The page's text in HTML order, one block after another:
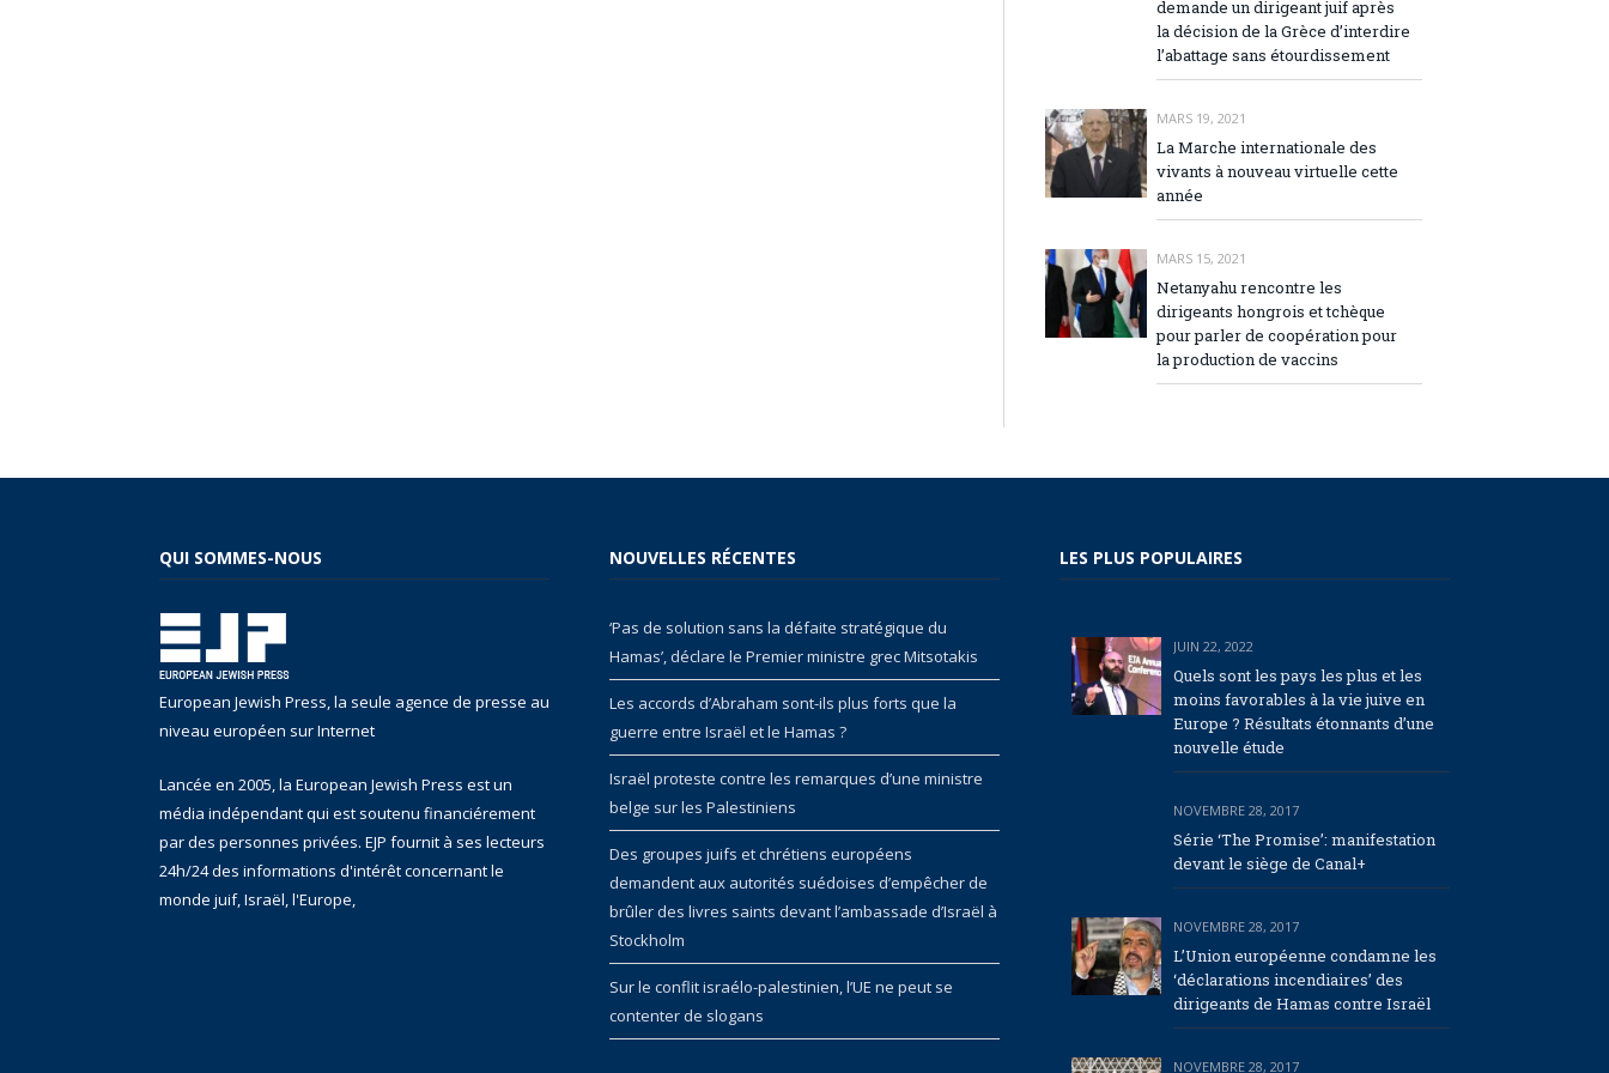
demande un dirigeant juif après
la décision de la Grèce d’interdire
l’abattage sans étourdissement
MARS 19, 2021
La Marche internationale des
vivants à nouveau virtuelle cette
année
MARS 15, 2021
Netanyahu rencontre les
dirigeants hongrois et tchèque
pour parler de coopération pour
la production de vaccins
QUI SOMMES-NOUS
European Jewish Press, la seule agence de presse au
niveau européen sur Internet
Lancée en 2005, la European Jewish Press est un
média indépendant qui est soutenu financiérement
par des personnes privées. EJP fournit à ses lecteurs
24h/24 des informations d'intérêt concernant le
monde juif, Israël, l'Europe,
NOUVELLES RÉCENTES
‘Pas de solution sans la défaite stratégique du
Hamas’, déclare le Premier ministre grec Mitsotakis
Les accords d’Abraham sont-ils plus forts que la
guerre entre Israël et le Hamas ?
Israël proteste contre les remarques d’une ministre
belge sur les Palestiniens
Des groupes juifs et chrétiens européens
demandent aux autorités suédoises d’empêcher de
brûler des livres saints devant l’ambassade d’Israël à
Stockholm
Sur le conflit israélo-palestinien, l’UE ne peut se
contenter de slogans
LES PLUS POPULAIRES
JUIN 22, 2022
Quels sont les pays les plus et les
moins favorables à la vie juive en
Europe ? Résultats étonnants d’une
nouvelle étude
NOVEMBRE 28, 2017
Série ‘The Promise’: manifestation
devant le siège de Canal+
NOVEMBRE 28, 2017
L’Union européenne condamne les
‘déclarations incendiaires’ des
dirigeants de Hamas contre Israël
NOVEMBRE 28, 2017